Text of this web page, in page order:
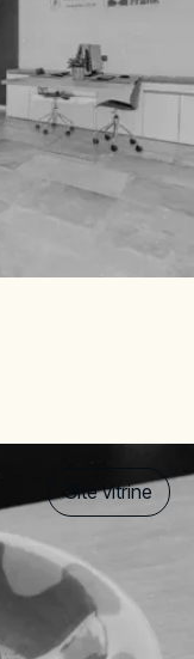
Site vitrine